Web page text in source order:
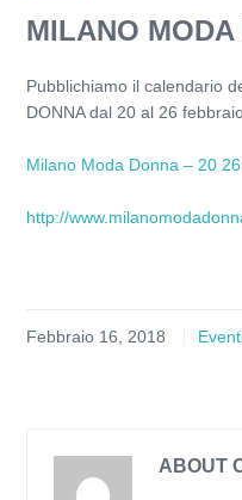
MILANO MODA
Pubblichiamo il calendario
DONNA dal 20 al 26
Milano Moda Donna – 20
http://
Febbraio 16, 2018
ABOUT